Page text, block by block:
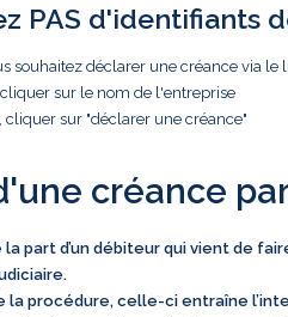
PAS d'identifiants
souhaitez déclarer une créance via le
sur le nom de l'entreprise
sur "déclarer une créance"
créance
la part d’un débiteur qui vient de
la procédure, celle-ci entraîne